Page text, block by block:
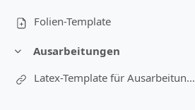
Folien-Template
Einklappen
Ausarbeitungen
Latex-Template für Ausarbeitung (mit Schreibtipps!)